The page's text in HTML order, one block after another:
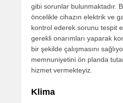
gibi sorunlar bulunmaktadır.
öncelikle cihazın elektrik ve
kontrol ederek sorunu tespit
gerekli onarımları yaparak
bir şekilde çalışmasını
memnuniyetini ön planda
hizmet vermekteyiz.
Klima